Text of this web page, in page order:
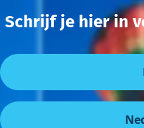
Schrijf je hier in